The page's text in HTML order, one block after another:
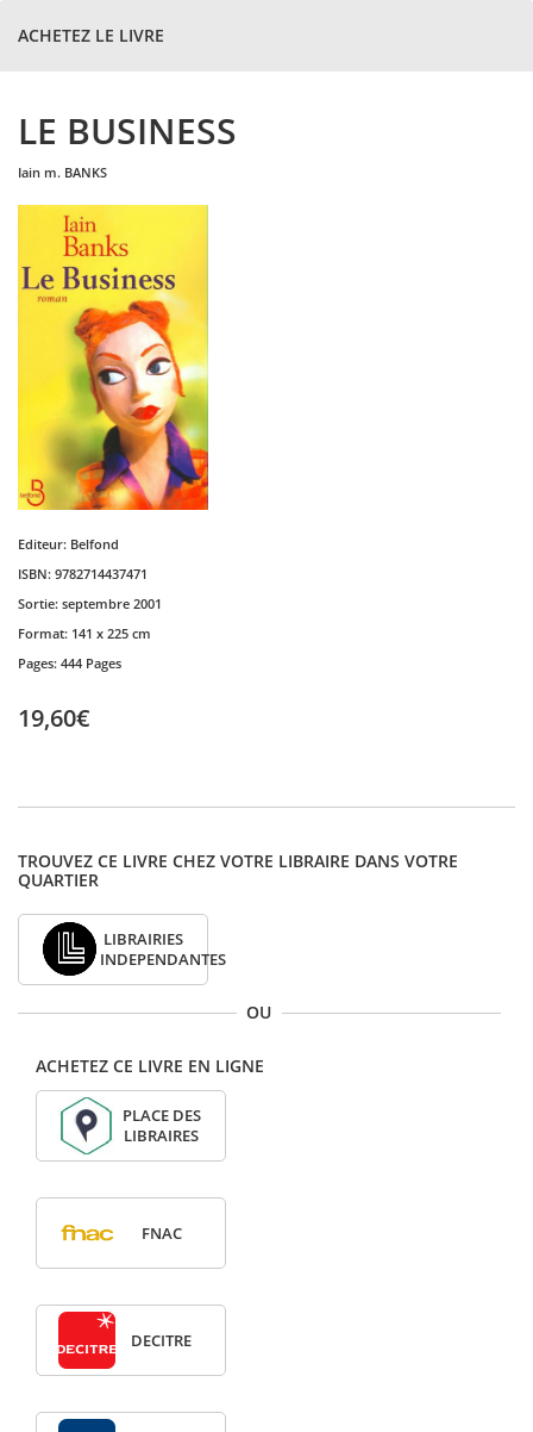
ACHETEZ LE LIVRE
LE BUSINESS
iain m. BANKS
Editeur: Belfond
ISBN: 9782714437471
Sortie: septembre 2001
Format: 141 x 225 cm
Pages: 444 Pages
19,60€
TROUVEZ CE LIVRE CHEZ VOTRE LIBRAIRE DANS VOTRE
QUARTIER
LIBRAIRIES
INDEPENDANTES
OU
ACHETEZ CE LIVRE EN LIGNE
PLACE DES
LIBRAIRES
FNAC
DECITRE